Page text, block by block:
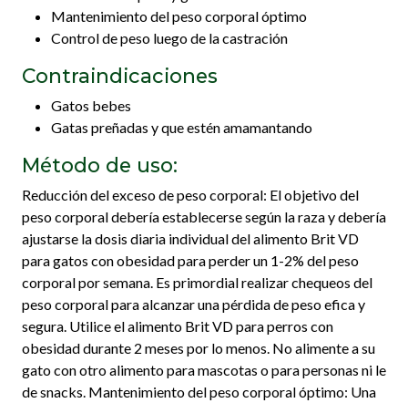
Mantenimiento del peso corporal óptimo
Control de peso luego de la castración
Contraindicaciones
Gatos bebes
Gatas preñadas y que estén amamantando
Método de uso:
Reducción del exceso de peso corporal: El objetivo del
peso corporal debería establecerse según la raza y debería
ajustarse la dosis diaria individual del alimento Brit VD
para gatos con obesidad para perder un 1-2% del peso
corporal por semana. Es primordial realizar chequeos del
peso corporal para alcanzar una pérdida de peso efica y
segura. Utilice el alimento Brit VD para perros con
obesidad durante 2 meses por lo menos. No alimente a su
gato con otro alimento para mascotas o para personas ni le
de snacks. Mantenimiento del peso corporal óptimo: Una